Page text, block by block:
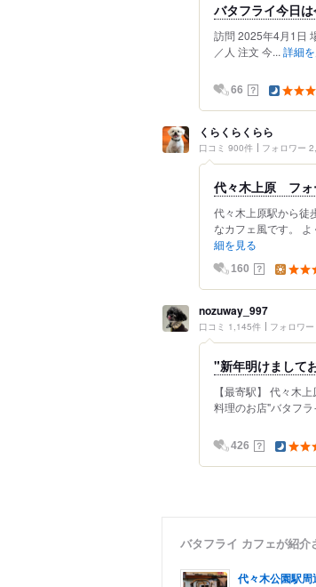
バタフライ今日
訪問 2025年4月1日
／人 注文 今... 詳細
66 ？
くらくらくらら
口コミ 900件 フォロワー
代々木上原 フォ
代々木上原駅から徒
なカフェ風です。
細を見る
160 ？
nozuway_997
口コミ 1,145件 フォロワ
"新年明けまして
【最寄駅】 代々木
料理のお店"バタフ
426 ？
バタフライ カフェが紹
代々木公園駅